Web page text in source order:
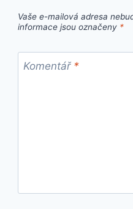
Vaše e-mailová adresa
informace jsou označeny *
Komentář *